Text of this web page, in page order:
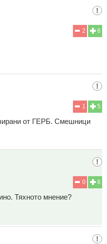
6
2
5
1
от ГЕРБ. Смешници
6
0
Тяхното мнение?